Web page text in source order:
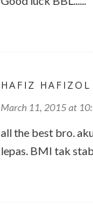
HAFIZ HAFIZOL
March 11, 2015 at
all the best bro.
lepas. BMI tak